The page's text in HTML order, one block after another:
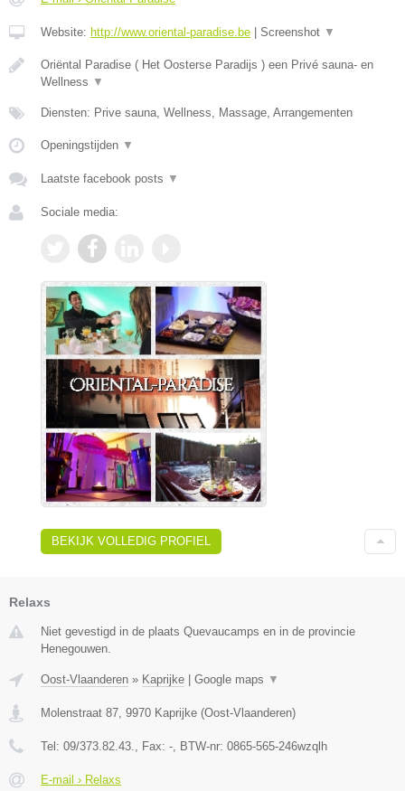
Website: http://www.oriental-paradise.be | Screenshot ▼
Oriëntal Paradise ( Het Oosterse Paradijs ) een Privé sauna- en
Wellness ▼
Diensten: Prive sauna, Wellness, Massage, Arrangementen
Openingstijden ▼
Laatste facebook posts ▼
Sociale media:
BEKIJK VOLLEDIG PROFIEL
Relaxs
Niet gevestigd in de plaats Quevaucamps en in de provincie
Henegouwen.
Oost-Vlaanderen » Kaprijke | Google maps ▼
Molenstraat 87 9970 Kaprijke (Oost-Vlaanderen)
Tel: 09/373.82.43. , Fax: - , BTW-nr: 0865-565-246wzqlh
E-mail › Relaxs